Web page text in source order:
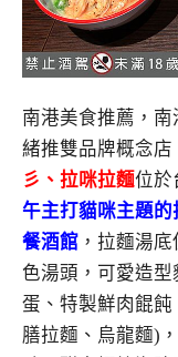
南港美食推薦，
緒推雙品牌概念店
彡、拉咪拉麵位於
午主打貓咪主題
餐酒館 ，拉麵湯
色湯頭，可愛造
蛋、特製鮮肉餛
膳拉麵、烏龍麵)